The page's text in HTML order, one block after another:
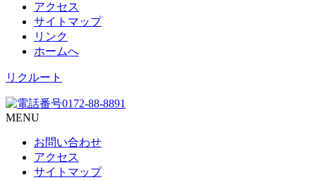
アクセス
サイトマップ
リンク
ホームへ
リクルート
MENU
お問い合わせ
アクセス
サイトマップ